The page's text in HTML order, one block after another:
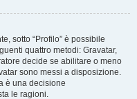
sotto “Profilo” è possibile
quattro metodi: Gravatar,
decide se abilitare o meno
sono messi a disposizione.
è una decisione
le ragioni.